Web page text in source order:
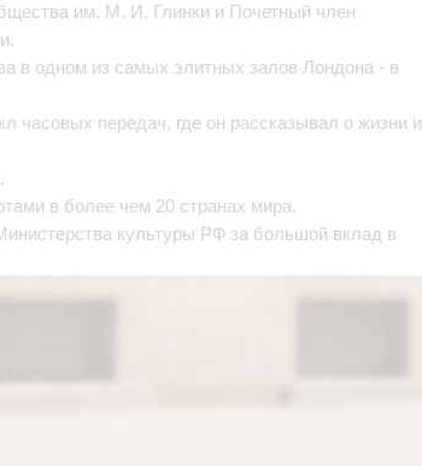
им. М. И. Глинки и Почетный член
в одном из самых элитных залов Лондона - в
часовых передач, где он рассказывал о жизни и
в более чем 20 странах мира.
культуры РФ за большой вклад в